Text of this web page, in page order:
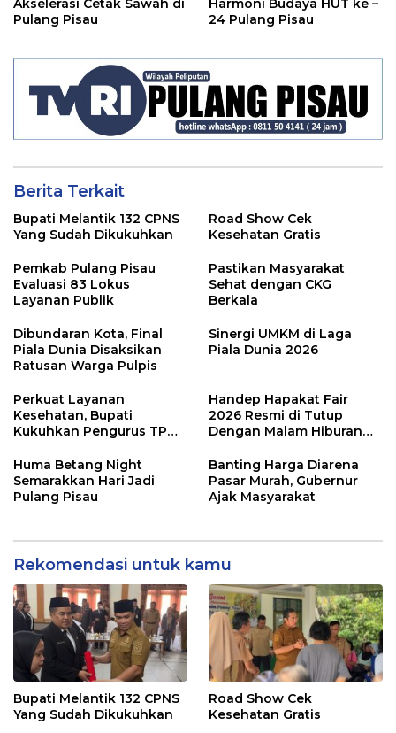
Akselerasi Cetak Sawah di
Pulang Pisau
Harmoni Budaya HUT ke –
24 Pulang Pisau
Berita Terkait
Bupati Melantik 132 CPNS
Yang Sudah Dikukuhkan
Road Show Cek
Kesehatan Gratis
Pemkab Pulang Pisau
Evaluasi 83 Lokus
Layanan Publik
Pastikan Masyarakat
Sehat dengan CKG
Berkala
Dibundaran Kota, Final
Piala Dunia Disaksikan
Ratusan Warga Pulpis
Sinergi UMKM di Laga
Piala Dunia 2026
Perkuat Layanan
Kesehatan, Bupati
Kukuhkan Pengurus TP
Handep Hapakat Fair
2026 Resmi di Tutup
Dengan Malam Hiburan
Huma Betang Night
Semarakkan Hari Jadi
Pulang Pisau
Banting Harga Diarena
Pasar Murah, Gubernur
Ajak Masyarakat
Rekomendasi untuk kamu
Bupati Melantik 132 CPNS
Yang Sudah Dikukuhkan
Road Show Cek
Kesehatan Gratis